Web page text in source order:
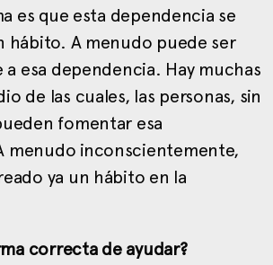
es que esta dependencia se
hábito. A menudo puede ser
esa dependencia. Hay muchas
de las cuales, las personas, sin
fomentar esa
menudo inconscientemente,
ya un hábito en la
correcta de ayudar?